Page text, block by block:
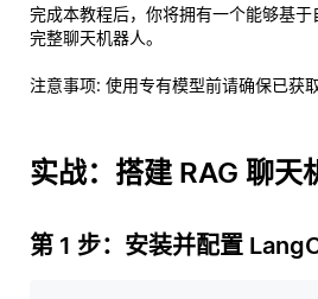
完成本教程后，你将拥有一个能够基
完整聊天机器人。
注意事项: 使用专有模型前请确保已获
实战：搭建 RAG 聊天
第 1 步：安装并配置